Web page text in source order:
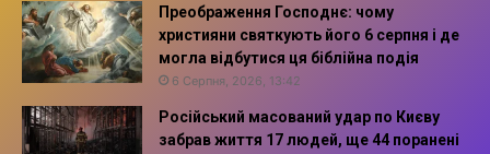
Преображення Господнє: чому
християни святкують його 6 серпня і де
могла відбутися ця біблійна подія
6 Серпня, 2026, 13:42
Російський масований удар по Києву
забрав життя 17 людей, ще 44 поранені